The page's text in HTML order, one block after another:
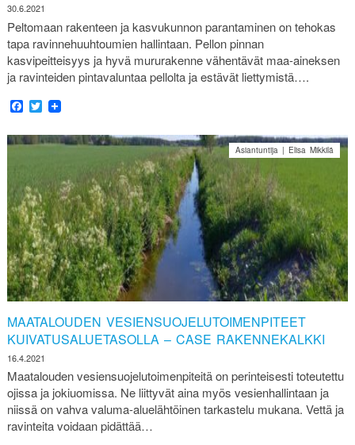
30.6.2021
Peltomaan rakenteen ja kasvukunnon parantaminen on tehokas
tapa ravinnehuuhtoumien hallintaan. Pellon pinnan
kasvipeitteisyys ja hyvä mururakenne vähentävät maa-aineksen
ja ravinteiden pintavaluntaa pellolta ja estävät liettymistä….
Facebook
Twitter
MAATALOUDEN VESIENSUOJELUTOIMENPITEET
KUIVATUSALUETASOLLA – CASE RAKENNEKALKKI
16.4.2021
Asiantuntija | Elisa Mikkilä
Maatalouden vesiensuojelutoimenpiteitä on perinteisesti toteutettu
ojissa ja jokiuomissa. Ne liittyvät aina myös vesienhallintaan ja
niissä on vahva valuma-aluelähtöinen tarkastelu mukana. Vettä ja
ravinteita voidaan pidättää…